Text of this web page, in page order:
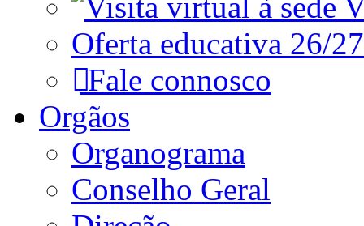
Oferta educativa 26/27
Fale connosco
Orgãos
Organograma
Conselho Geral